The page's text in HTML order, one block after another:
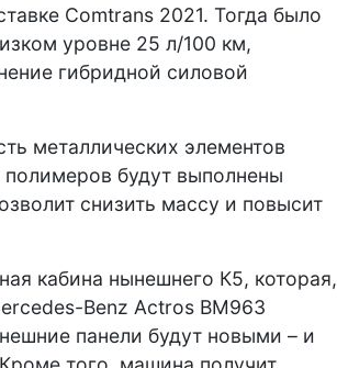
Comtrans 2021. Тогда было
уровне 25 л/100 км,
гибридной силовой
металлических элементов
будут выполнены
снизить массу и повысит
кабина нынешнего К5, которая,
Benz Actros BM963
панели будут новыми – и